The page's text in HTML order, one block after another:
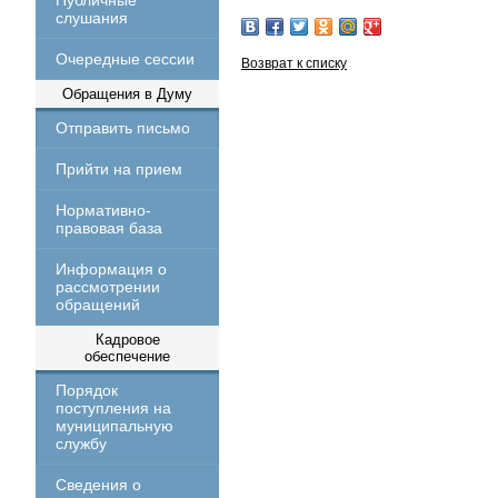
слушания
Очередные сессии
Обращения в Думу
Отправить письмо
Прийти на прием
Нормативно-
правовая база
Информация о
рассмотрении
обращений
Кадровое
обеспечение
Порядок
поступления на
муниципальную
службу
Сведения о
Возврат к списку